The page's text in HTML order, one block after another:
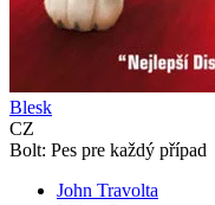
Blesk
CZ
Bolt: Pes pre každý případ
John Travolta